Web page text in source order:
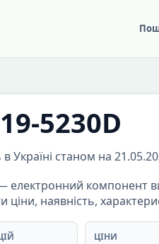
5230D
в Україні станом на
електронний компонент
наявність,
ЦІНИ